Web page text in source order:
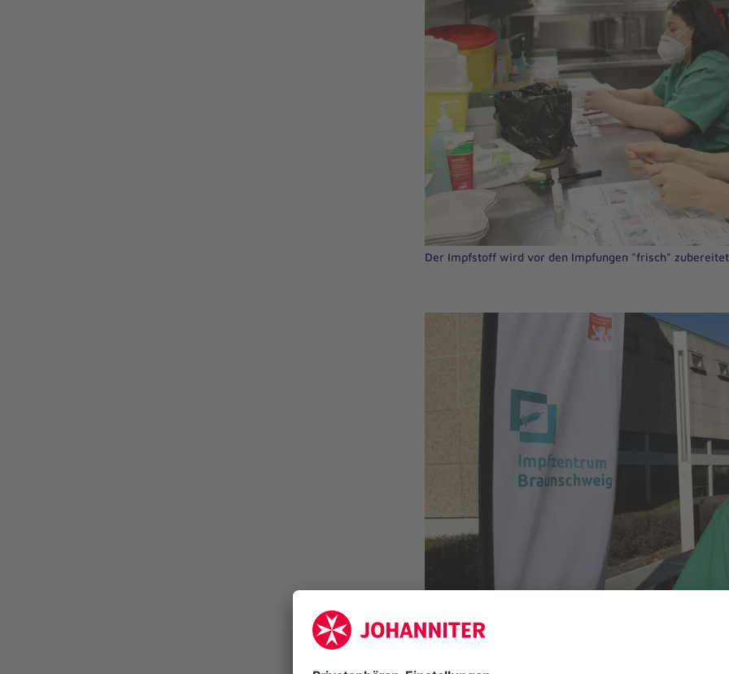
Der Impfstoff wird vor den Impfungen "frisch"
Caroline Achilles leitet das Johanniter-Team in der